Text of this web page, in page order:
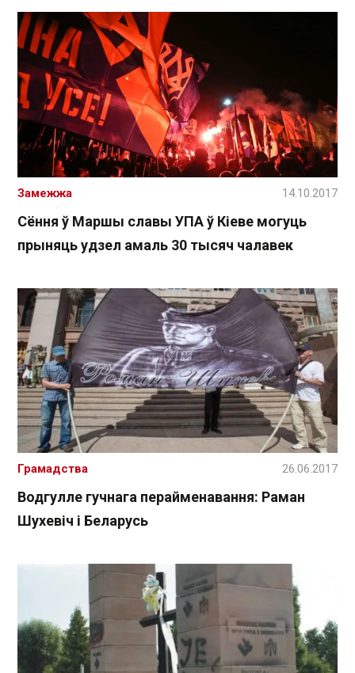
Сёння ў Маршы славы УПА ў Кіеве могуць
прыняць удзел амаль 30 тысяч чалавек
Замежжа 14.10.2017
Водгулле гучнага перайменавання: Раман
Шухевіч і Беларусь
Грамадства 26.06.2017